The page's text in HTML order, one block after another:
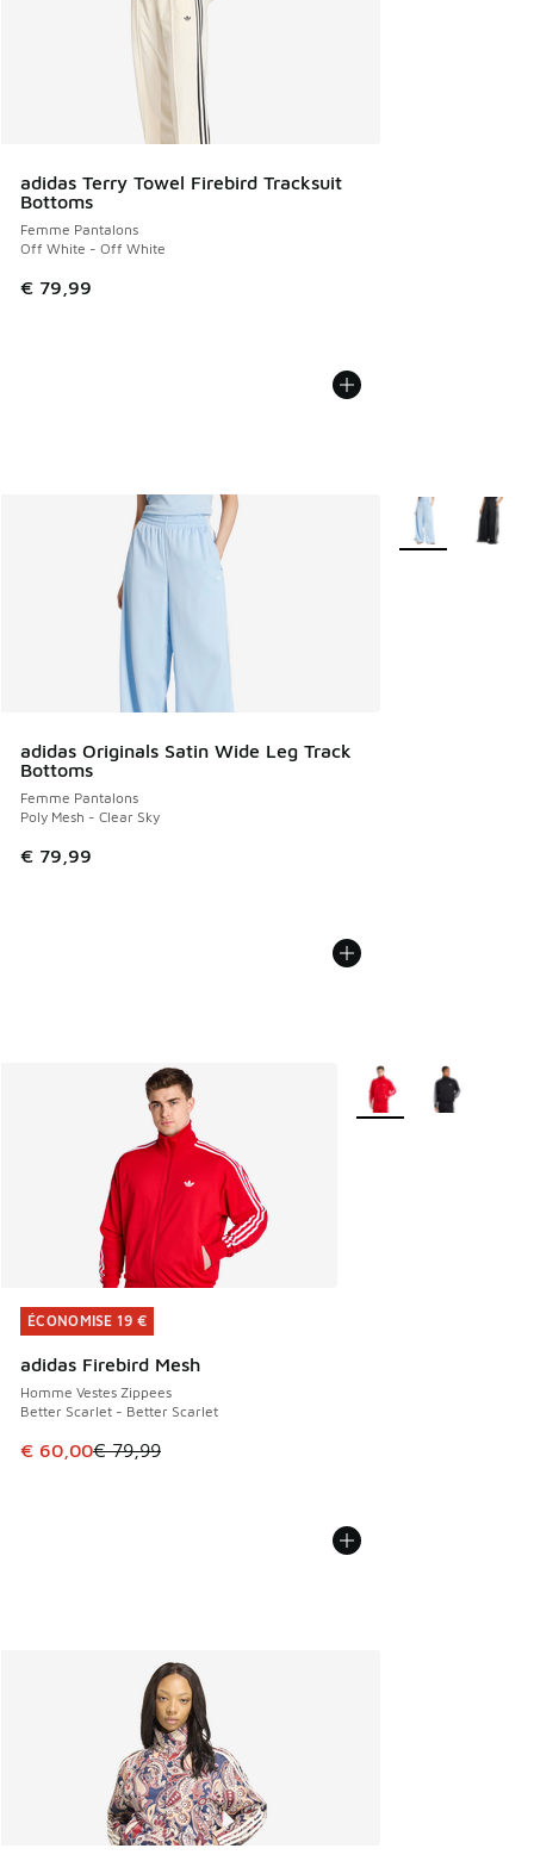
adidas Terry Towel Firebird Tracksuit
Bottoms
Femme Pantalons
Off White - Off White
€ 79,99
adidas Originals Satin Wide Leg Track
Bottoms
Femme Pantalons
Poly Mesh - Clear Sky
€ 79,99
Plus de couleurs
ÉCONOMISE 19 €
adidas Firebird Mesh
Homme Vestes Zippees
Better Scarlet - Better Scarlet
Cet article est en promotion. Prix en baisse de € 79,99 à
€ 60,00€ 79,99
ÉCONOMISE 19 €
Plus de couleurs